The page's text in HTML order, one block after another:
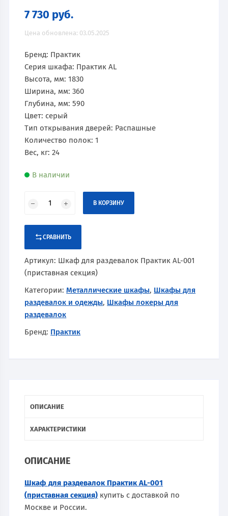
7 730 руб.
Цена обновлена: 03.05.2025
Бренд: Практик
Серия шкафа: Практик AL
Высота, мм: 1830
Ширина, мм: 360
Глубина, мм: 590
Цвет: серый
Тип открывания дверей: Распашные
Количество полок: 1
Вес, кг: 24
В наличии
В КОРЗИНУ
СРАВНИТЬ
Артикул: Шкаф для раздевалок Практик AL-001
(приставная секция)
Категории:Металлические шкафы, Шкафы для
раздевалок и одежды, Шкафы локеры для
раздевалок
Бренд: Практик
ОПИСАНИЕ
ХАРАКТЕРИСТИКИ
ОПИСАНИЕ
Шкаф для раздевалок Практик AL-001
(приставная секция) купить с доставкой по
Москве и России.